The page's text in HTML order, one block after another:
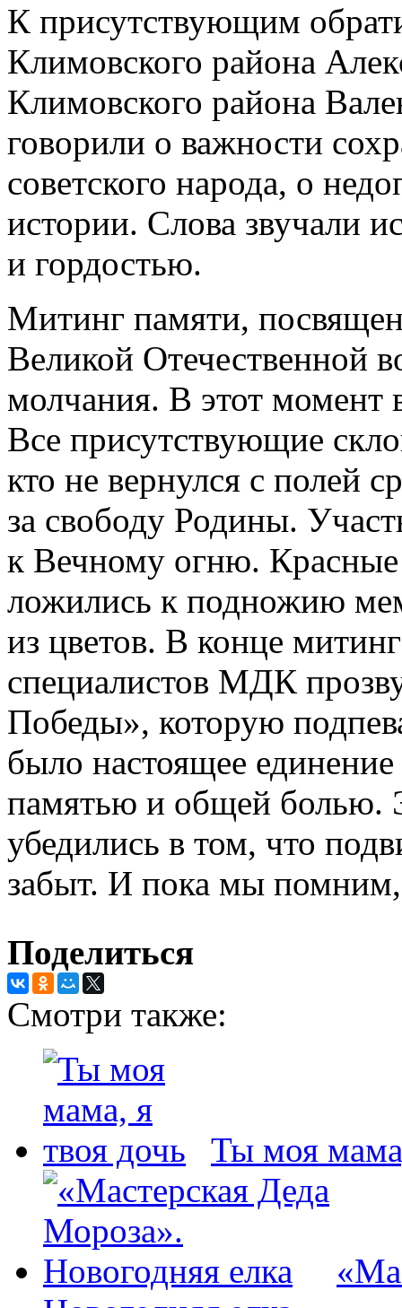
К присутствующим
Климовского района
Климовского района
говорили о важности
советского народа, о
истории. Слова звучали
и гордостью.
Митинг памяти,
Великой Отечественной
молчания. В этот момент
Все присутствующие
кто не вернулся с полей
за свободу Родины.
к Вечному огню. Красные
ложились к подножию
из цветов. В конце
специалистов МДК
Победы», которую
было настоящее
памятью и общей болью.
убедились в том, что
забыт. И пока мы
Поделиться
Смотри также:
Ты моя